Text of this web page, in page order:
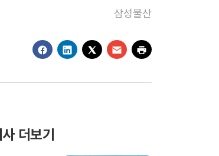
삼성물산
더보기